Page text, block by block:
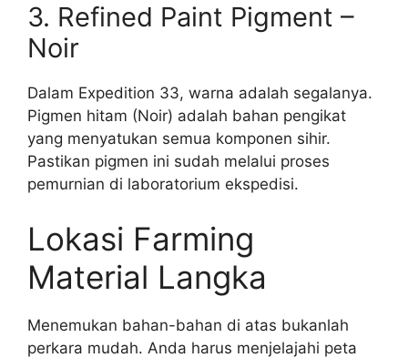
3. Refined Paint Pigment –
Noir
Dalam Expedition 33, warna adalah segalanya.
Pigmen hitam (Noir) adalah bahan pengikat
yang menyatukan semua komponen sihir.
Pastikan pigmen ini sudah melalui proses
pemurnian di laboratorium ekspedisi.
Lokasi Farming
Material Langka
Menemukan bahan-bahan di atas bukanlah
perkara mudah. Anda harus menjelajahi peta